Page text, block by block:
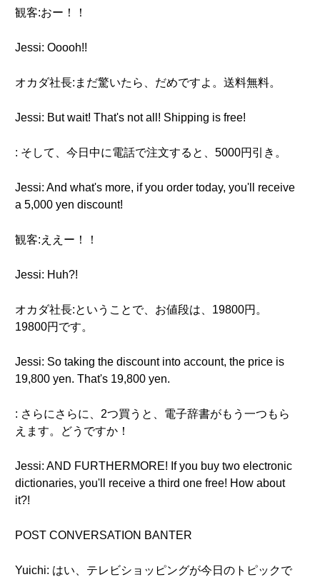
観客:おー！！
Jessi: Ooooh!!
オカダ社長:まだ驚いたら、だめですよ。送料無料。
Jessi: But wait! That's not all! Shipping is free!
: そして、今日中に電話で注文すると、5000円引き。
Jessi: And what's more, if you order today, you'll receive
a 5,000 yen discount!
観客:ええー！！
Jessi: Huh?!
オカダ社長:ということで、お値段は、19800円。
19800円です。
Jessi: So taking the discount into account, the price is
19,800 yen. That's 19,800 yen.
: さらにさらに、2つ買うと、電子辞書がもう一つもら
えます。どうですか！
Jessi: AND FURTHERMORE! If you buy two electronic
dictionaries, you'll receive a third one free! How about
it?!
POST CONVERSATION BANTER
Yuichi: はい、テレビショッピングが今日のトピックで